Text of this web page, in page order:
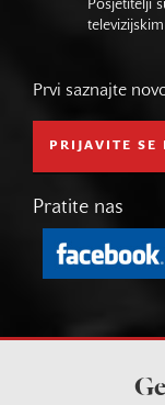
Posjetitelji
Prvi saznajte
PRIJAVITE SE
Pratite nas